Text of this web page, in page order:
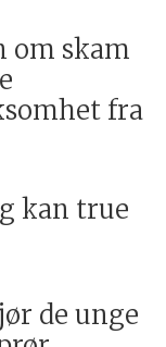
om skam
fra
kan true
de unge